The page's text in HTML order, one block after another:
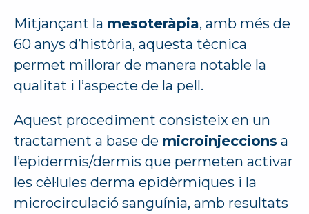
Mitjançant la mesoteràpia, amb més de
60 anys d’història, aquesta tècnica
permet millorar de manera notable la
qualitat i l’aspecte de la pell.
Aquest procediment consisteix en un
tractament a base de microinjeccions a
l’epidermis/dermis que permeten activar
les cèl·lules derma epidèrmiques i la
microcirculació sanguínia, amb resultats